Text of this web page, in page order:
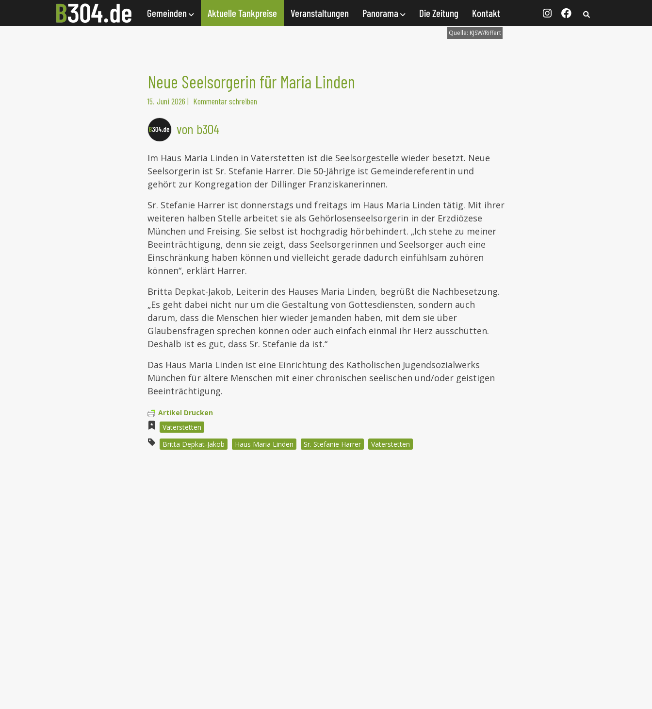
Gemeinden Aktuelle Tankpreise Veranstaltungen Panorama Die Zeitung Kontakt
Quelle: KJSW/Riffert
Neue Seelsorgerin für Maria Linden
15. Juni 2026 | Kommentar schreiben
von b304
Im Haus Maria Linden in Vaterstetten ist die Seelsorgestelle wieder besetzt. Neue
Seelsorgerin ist Sr. Stefanie Harrer. Die 50-Jährige ist Gemeindereferentin und
gehört zur Kongregation der Dillinger Franziskanerinnen.
Sr. Stefanie Harrer ist donnerstags und freitags im Haus Maria Linden tätig. Mit ihrer
weiteren halben Stelle arbeitet sie als Gehörlosenseelsorgerin in der Erzdiözese
München und Freising. Sie selbst ist hochgradig hörbehindert. „Ich stehe zu meiner
Beeinträchtigung, denn sie zeigt, dass Seelsorgerinnen und Seelsorger auch eine
Einschränkung haben können und vielleicht gerade dadurch einfühlsam zuhören
können“, erklärt Harrer.
Britta Depkat-Jakob, Leiterin des Hauses Maria Linden, begrüßt die Nachbesetzung.
„Es geht dabei nicht nur um die Gestaltung von Gottesdiensten, sondern auch
darum, dass die Menschen hier wieder jemanden haben, mit dem sie über
Glaubensfragen sprechen können oder auch einfach einmal ihr Herz ausschütten.
Deshalb ist es gut, dass Sr. Stefanie da ist.“
Das Haus Maria Linden ist eine Einrichtung des Katholischen Jugendsozialwerks
München für ältere Menschen mit einer chronischen seelischen und/oder geistigen
Beeinträchtigung.
Artikel Drucken
Vaterstetten
Britta Depkat-Jakob
Haus Maria Linden Sr. Stefanie Harrer Vaterstetten